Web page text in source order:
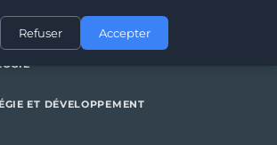
INNOVATION ET TECHNOLOGIE
ET DÉVELOPPEMENT
Refuser Accepter